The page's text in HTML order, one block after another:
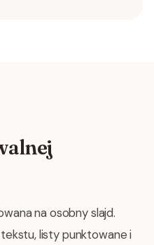
na osobny slajd.
listy punktowane i